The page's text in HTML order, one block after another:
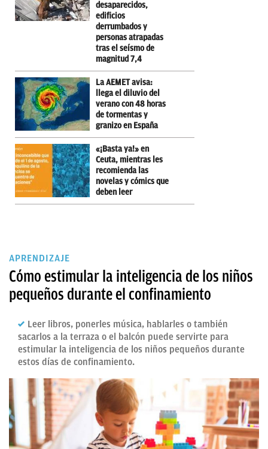
desaparecidos,
edificios
derrumbados y
personas atrapadas
tras el seísmo de
magnitud 7,4
La AEMET avisa:
llega el diluvio del
verano con 48 horas
de tormentas y
granizo en España
«¡Basta ya!» en
Ceuta, mientras les
recomienda las
novelas y cómics que
deben leer
APRENDIZAJE
Cómo estimular la inteligencia de los niños
pequeños durante el confinamiento
Leer libros, ponerles música, hablarles o también
sacarlos a la terraza o el balcón puede servirte para
estimular la inteligencia de los niños pequeños durante
estos días de confinamiento.